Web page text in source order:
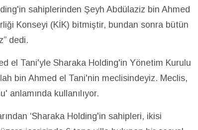
sahiplerinden Şeyh Abdülaziz bin Ahmed
Konseyi (KİK) bitmiştir, bundan sonra bütün
dedi.
el Tani'yle Sharaka Holding'in Yönetim Kurulu
bin Ahmed el Tani'nin meclisindeyiz. Meclis,
anlamında kullanılıyor.
‘Sharaka Holding'in sahipleri, ikisi